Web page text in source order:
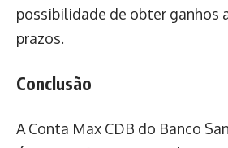
possibilidade de obter ganhos
prazos.
Conclusão
A Conta Max CDB do Banco